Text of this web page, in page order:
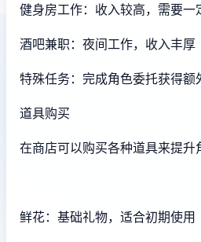
健身房工作：收入较高，需要一
酒吧兼职：夜间工作，收入丰厚
特殊任务：完成角色委托获得额
道具购买
在商店可以购买各种道具来提升
鲜花：基础礼物，适合初期使用